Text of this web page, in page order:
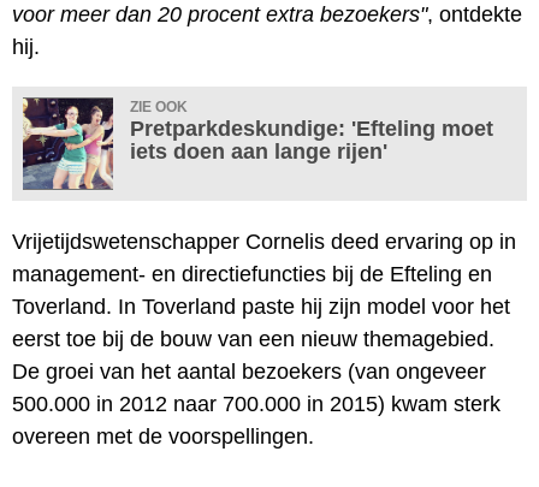
voor meer dan 20 procent extra bezoekers", ontdekte
hij.
ZIE OOK
Pretparkdeskundige: 'Efteling moet
iets doen aan lange rijen'
Vrijetijdswetenschapper Cornelis deed ervaring op in
management- en directiefuncties bij de Efteling en
Toverland. In Toverland paste hij zijn model voor het
eerst toe bij de bouw van een nieuw themagebied.
De groei van het aantal bezoekers (van ongeveer
500.000 in 2012 naar 700.000 in 2015) kwam sterk
overeen met de voorspellingen.